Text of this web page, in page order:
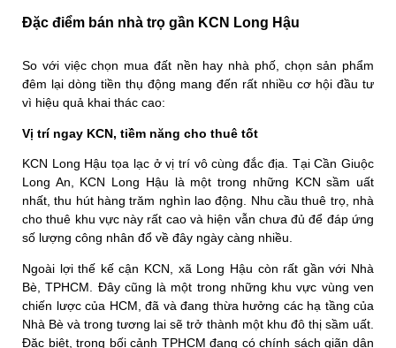
Đặc điểm bán nhà trọ gần KCN Long Hậu
So với việc chọn mua đất nền hay nhà phố, chọn sản phẩm
đêm lại dòng tiền thụ động mang đến rất nhiều cơ hội đầu tư
vì hiệu quả khai thác cao:
Vị trí ngay KCN, tiềm năng cho thuê tốt
KCN Long Hậu tọa lạc ở vị trí vô cùng đắc địa. Tại Cần Giuộc
Long An, KCN Long Hậu là một trong những KCN sầm uất
nhất, thu hút hàng trăm nghìn lao động. Nhu cầu thuê trọ, nhà
cho thuê khu vực này rất cao và hiện vẫn chưa đủ để đáp ứng
số lượng công nhân đổ về đây ngày càng nhiều.
Ngoài lợi thế kế cận KCN, xã Long Hậu còn rất gần với Nhà
Bè, TPHCM. Đây cũng là một trong những khu vực vùng ven
chiến lược của HCM, đã và đang thừa hưởng các hạ tầng của
Nhà Bè và trong tương lai sẽ trở thành một khu đô thị sầm uất.
Đặc biệt, trong bối cảnh TPHCM đang có chính sách giãn dân